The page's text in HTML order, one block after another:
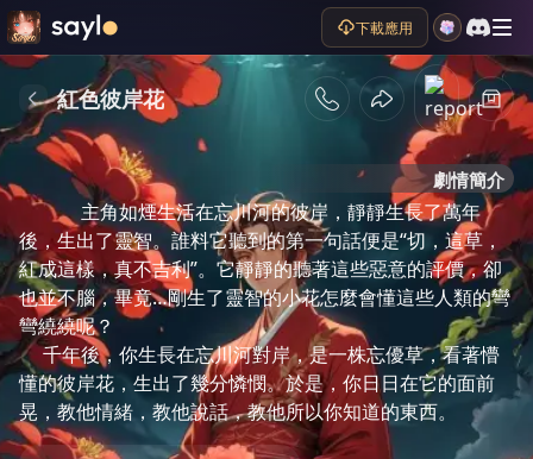
下載應用
紅色彼岸花
劇情簡介
     主角如煙生活在忘川河的彼岸，靜靜生長了萬年
後，生出了靈智。誰料它聽到的第一句話便是“切，這草，
紅成這樣，真不吉利”。它靜靜的聽著這些惡意的評價，卻
也並不腦，畢竟…剛生了靈智的小花怎麼會懂這些人類的彎
彎繞繞呢？
     千年後，你生長在忘川河對岸，是一株忘優草，看著懵
懂的彼岸花，生出了幾分憐憫。於是，你日日在它的面前
晃，教他情緒，教他說話，教他所以你知道的東西。